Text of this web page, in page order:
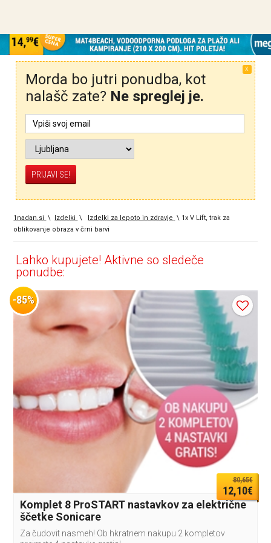
X
Morda bo jutri ponudba, kot
nalašč zate? Ne spreglej je.
1nadan.si \ Izdelki \ Izdelki za lepoto in zdravje \ 1x V Lift, trak za
oblikovanje obraza v črni barvi
Lahko kupujete! Aktivne so sledeče
ponudbe:
-85%
80,65€
12,10€
Komplet 8 ProSTART nastavkov za električne
ščetke Sonicare
Za čudovit nasmeh! Ob hkratnem nakupu 2 kompletov